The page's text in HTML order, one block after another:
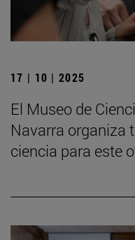
17 | 10 | 2025
El Museo de
Navarra organiza
ciencia para este